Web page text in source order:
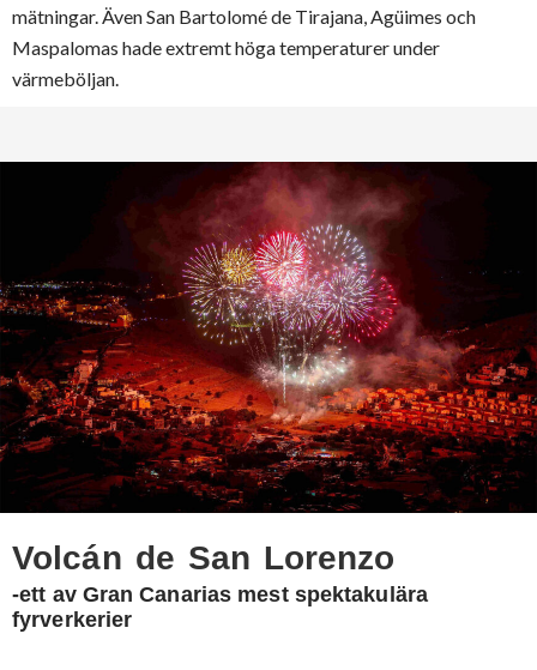
mätningar. Även San Bartolomé de Tirajana, Agüimes och
Maspalomas hade extremt höga temperaturer under
värmeböljan.
Volcán de San Lorenzo
-ett av Gran Canarias mest spektakulära
fyrverkerier